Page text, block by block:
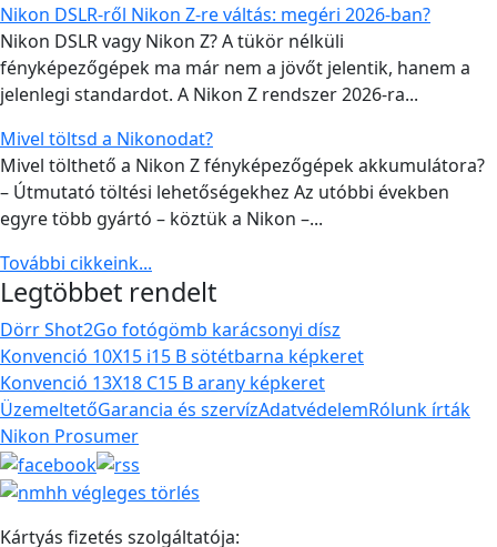
Nikon DSLR-ről Nikon Z-re váltás: megéri 2026-ban?
Nikon DSLR vagy Nikon Z? A tükör nélküli
fényképezőgépek ma már nem a jövőt jelentik, hanem a
jelenlegi standardot. A Nikon Z rendszer 2026-ra...
Mivel töltsd a Nikonodat?
Mivel tölthető a Nikon Z fényképezőgépek akkumulátora?
– Útmutató töltési lehetőségekhez Az utóbbi években
egyre több gyártó – köztük a Nikon –...
További cikkeink...
Legtöbbet rendelt
Dörr Shot2Go fotógömb karácsonyi dísz
Konvenció 10X15 i15 B sötétbarna képkeret
Konvenció 13X18 C15 B arany képkeret
ÜzemeltetőGarancia és szervízAdatvédelemRólunk írták
Nikon Prosumer
Kártyás fizetés szolgáltatója: